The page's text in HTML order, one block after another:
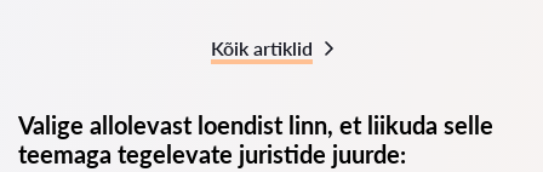
Kõik artiklid
Valige allolevast loendist linn, et liikuda selle
teemaga tegelevate juristide juurde: